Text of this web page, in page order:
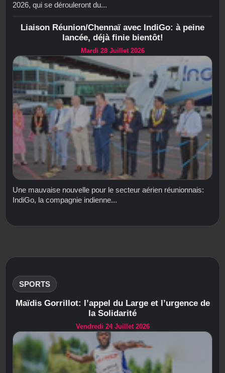
2026, qui se dérouleront du...
Liaison Réunion/Chennaï avec IndiGo: à peine
lancée, déjà finie bientôt!
Mardi 28 Juillet 2026
Une mauvaise nouvelle pour le secteur aérien réunionnais:
IndiGo, la compagnie indienne...
SPORTS
Maïdis Gorrillot: l’appel du Large et l’urgence de
la Solidarité
Vendredi 24 Juillet 2026